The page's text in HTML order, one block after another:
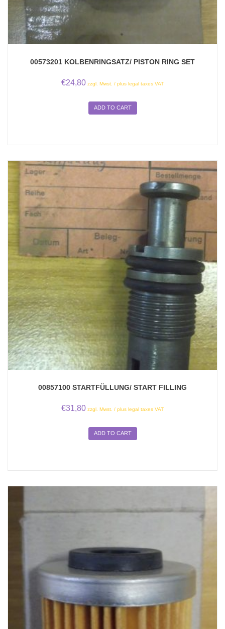
00573201 KOLBENRINGSATZ/ PISTON RING SET
€24,80 zzgl. Mwst. / plus legal taxes VAT
ADD TO CART
00857100 STARTFÜLLUNG/ START FILLING
€31,80 zzgl. Mwst. / plus legal taxes VAT
ADD TO CART